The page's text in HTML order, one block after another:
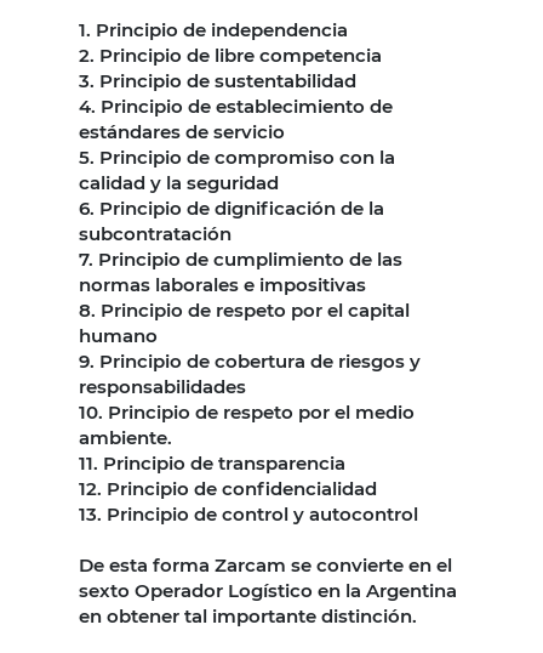
1. Principio de independencia
2. Principio de libre competencia
3. Principio de sustentabilidad
4. Principio de establecimiento de
estándares de servicio
5. Principio de compromiso con la
calidad y la seguridad
6. Principio de dignificación de la
subcontratación
7. Principio de cumplimiento de las
normas laborales e impositivas
8. Principio de respeto por el capital
humano
9. Principio de cobertura de riesgos y
responsabilidades
10. Principio de respeto por el medio
ambiente.
11. Principio de transparencia
12. Principio de confidencialidad
13. Principio de control y autocontrol
De esta forma Zarcam se convierte en el
sexto Operador Logístico en la Argentina
en obtener tal importante distinción.